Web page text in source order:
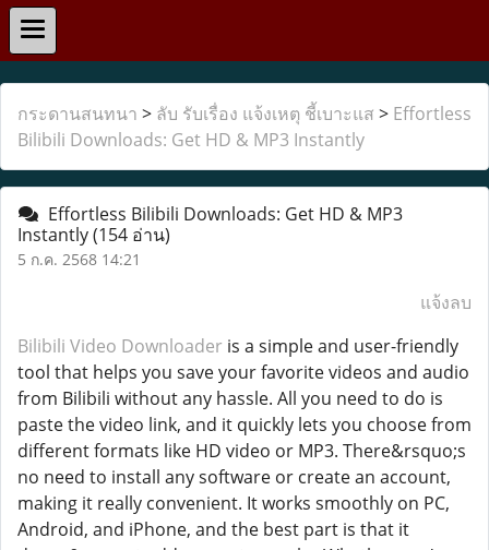
กระดานสนทนา > ลับ รับเรื่อง แจ้งเหตุ ชี้เบาะแส > Effortless
Bilibili Downloads: Get HD & MP3 Instantly
Effortless Bilibili Downloads: Get HD & MP3
Instantly(154 อ่าน)
5 ก.ค. 2568 14:21
แจ้งลบ
Bilibili Video Downloader is a simple and user-friendly
tool that helps you save your favorite videos and audio
from Bilibili without any hassle. All you need to do is
paste the video link, and it quickly lets you choose from
different formats like HD video or MP3. There&rsquo;s
no need to install any software or create an account,
making it really convenient. It works smoothly on PC,
Android, and iPhone, and the best part is that it